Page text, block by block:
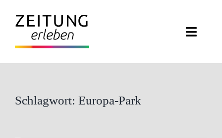
Inhalt
springen
VERANSTALTUNGEN
Schlagwort: Europa-Park